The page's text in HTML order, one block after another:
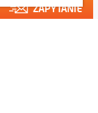
ZAPYTANIE